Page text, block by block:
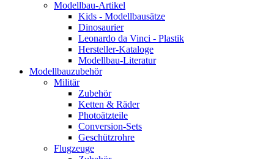
Modellbau-Artikel
Kids - Modellbausätze
Dinosaurier
Leonardo da Vinci - Plastik
Hersteller-Kataloge
Modellbau-Literatur
Modellbauzubehör
Militär
Zubehör
Ketten & Räder
Photoätzteile
Conversion-Sets
Geschützrohre
Flugzeuge